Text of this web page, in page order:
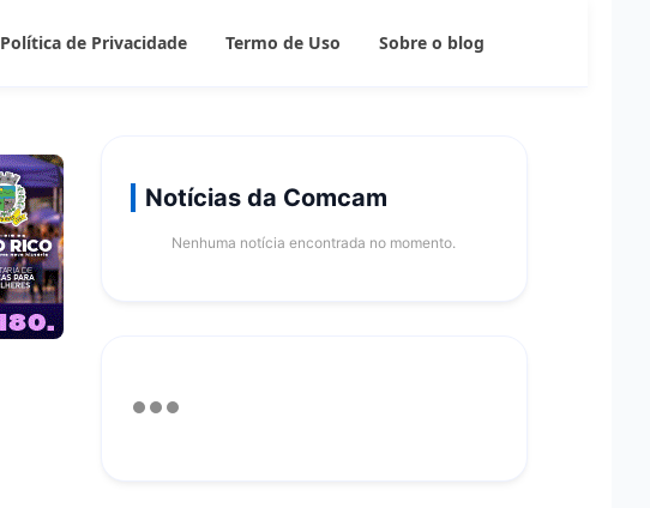
Política de Privacidade Termo de Uso Sobre o blog
Notícias da Comcam
Nenhuma notícia encontrada no momento.